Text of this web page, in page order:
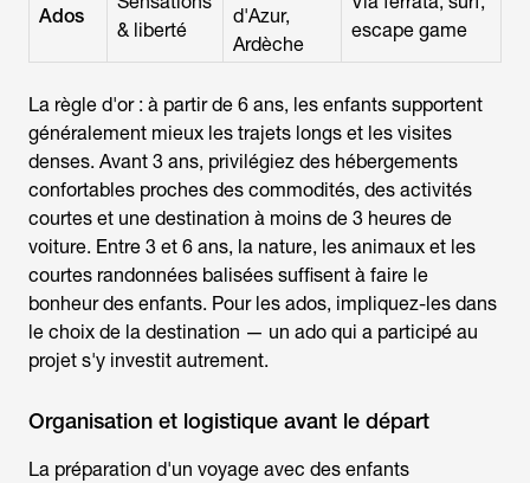
Ados
& liberté
d'Azur,
Ardèche
escape game
La règle d'or : à partir de 6 ans, les enfants supportent
généralement mieux les trajets longs et les visites
denses. Avant 3 ans, privilégiez des hébergements
confortables proches des commodités, des activités
courtes et une destination à moins de 3 heures de
voiture. Entre 3 et 6 ans, la nature, les animaux et les
courtes randonnées balisées suffisent à faire le
bonheur des enfants. Pour les ados, impliquez-les dans
le choix de la destination — un ado qui a participé au
projet s'y investit autrement.
Organisation et logistique avant le départ
La préparation d'un voyage avec des enfants